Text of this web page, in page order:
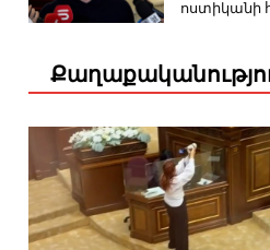
ոստիկանի